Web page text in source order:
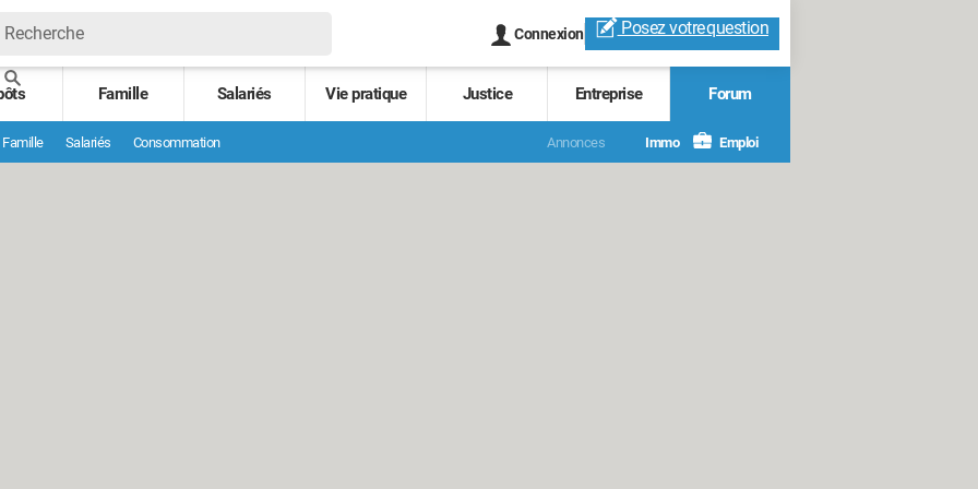
Connexion Posez votrequestion
Famille Salariés Vie pratique Justice Entreprise Forum
Famille Salariés Consommation Annonces Immo Emploi